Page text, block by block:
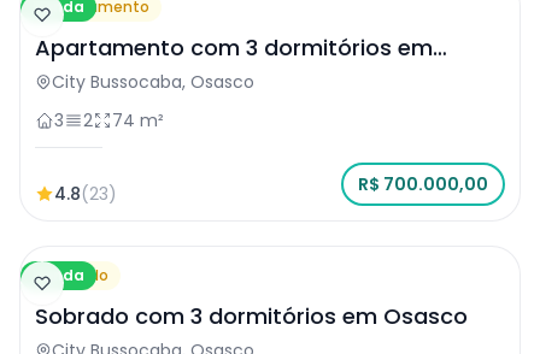
Venda
Apartamento
Apartamento com 3 dormitórios em
Osasco
City Bussocaba, Osasco
3
2 74 m²
4.8(23) R$ 700.000,00
Venda
Sobrado
Sobrado com 3 dormitórios em Osasco